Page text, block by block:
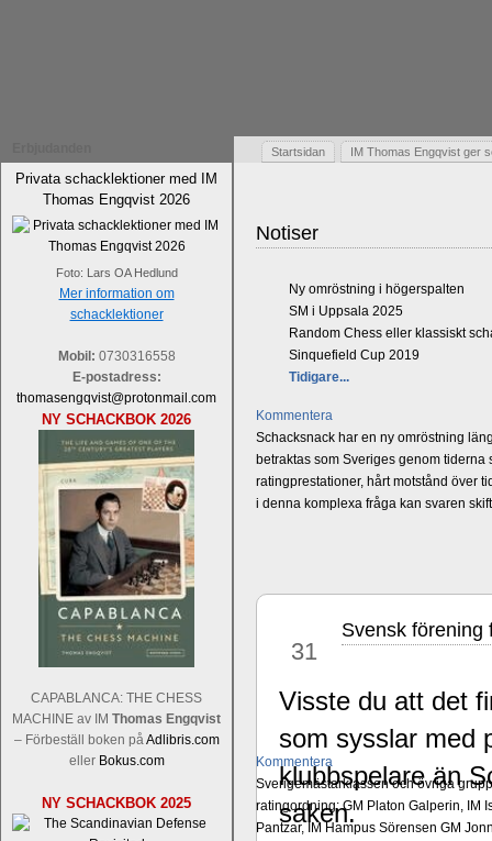
Privata schacklektioner med IM
Thomas Engqvist 2026
Foto: Lars OA Hedlund
Mer information om
schacklektioner
Mobil: 0730316558
E-postadress:
thomasengqvist@protonmail.com
NY SCHACKBOK 2026
CAPABLANCA: THE CHESS
MACHINE av IM Thomas Engqvist
– Förbeställ boken påAdlibris.com
eller Bokus.com
NY SCHACKBOK 2025
Startsidan IM Thomas Engqvist ger
Notiser
Ny omröstning i högerspalten
SM i Uppsala 2025
Random Chess eller klassiskt
Sinquefield Cup 2019
Tidigare...
Kommentera
Schacksnack har en ny omröstning
betraktas som Sveriges genom
ratingprestationer, hårt motstånd över
i denna komplexa fråga kan svaren
Kommentera
Sverigemästarklassen och övriga
ratingordning: GM Platon Galperin, IM
Pantzar, IM Hampus Sörensen GM
31
Svensk förening
Visste du att det
som sysslar med
klubbspelare än
saken.